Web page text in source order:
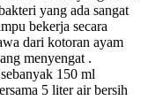
yang ada sangat
bekerja secara
dari kotoran ayam
menyengat .
150 ml
5 liter air bersih